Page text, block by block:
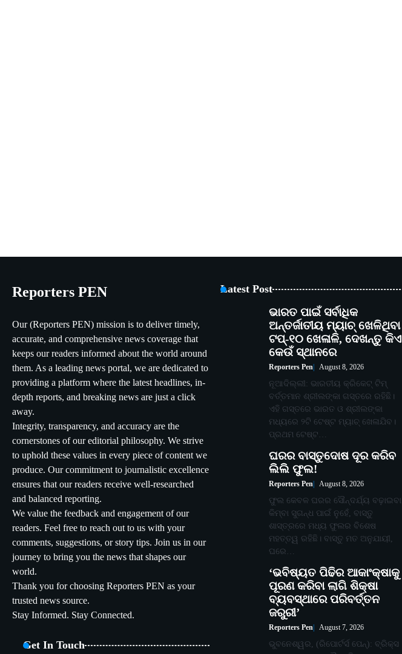
Reporters PEN
Our (Reporters PEN) mission is to deliver timely,
accurate, and comprehensive news coverage that
keeps our readers informed about the world around
them. As a leading news portal, we are dedicated to
providing a platform where the latest headlines, in-
depth reports, and breaking news are just a click
away.
Integrity, transparency, and accuracy are the
cornerstones of our editorial philosophy. We strive
to uphold these values in every piece of content we
produce. Our commitment to journalistic excellence
ensures that our readers receive well-researched
and balanced reporting.
We value the feedback and engagement of our
readers. Feel free to reach out to us with your
comments, suggestions, or story tips. Join us in our
journey to bring you the news that shapes our
world.
Thank you for choosing Reporters PEN as your
trusted news source.
Stay Informed. Stay Connected.
Get In Touch
Latest Post
ଭାରତ ପାଇଁ ସର୍ବାଧିକ
ଅନ୍ତର୍ଜାତୀୟ ମ୍ୟାଚ୍ ଖେଳିଥିବା
ଟପ୍-୧୦ ଖେଳାଳି, ଦେଖନ୍ତୁ କିଏ
କେଉଁ ସ୍ଥାନରେ
Reporters Pen August 8, 2026
ନୂଆଦିଲ୍ଲୀ: ଭାରତୀୟ କ୍ରିକେଟ୍ ଟିମ୍
ବର୍ତ୍ତମାନ ଶ୍ରୀଲଙ୍କା ଗସ୍ତରେ ରହିଛି।
ଏହି ଗସ୍ତରେ ଭାରତ ଓ ଶ୍ରୀଲଙ୍କା
ମଧ୍ୟରେ ୨ଟି ଟେଷ୍ଟ ମ୍ୟାଚ୍ ଖେଳାଯିବ।
ପ୍ରଥମ ଟେଷ୍ଟ…
ଘରର ବାସ୍ତୁଦୋଷ ଦୂର କରିବ
ଲିଲି ଫୁଲ!
Reporters Pen August 8, 2026
ଫୁଲ କେବଳ ଘରର ସୌନ୍ଦର୍ଯ୍ୟ ବଢ଼ାଇବା
କିମ୍ବା ସୁଗନ୍ଧ ପାଇଁ ନୁହେଁ, ବାସ୍ତୁ
ଶାସ୍ତ୍ରରେ ମଧ୍ୟ ଫୁଲର ବିଶେଷ
ମହତ୍ତ୍ୱ ରହିଛି। ବାସ୍ତୁ ମତ ଅନୁଯାୟୀ,
ଘରେ…
‘ଭବିଷ୍ୟତ ପିଢିର ଆକାଂକ୍ଷାକୁ
ପୂରଣ କରିବା ଲାଗି ଶିକ୍ଷା
ବ୍ୟବସ୍ଥାରେ ପରିବର୍ତ୍ତନ
ଜରୁରୀ’
Reporters Pen August 7, 2026
ଭୁବନେଶ୍ୱର, (ରିପୋର୍ଟର୍ସ ପେନ୍‌): ବ୍ରିକ୍ସ